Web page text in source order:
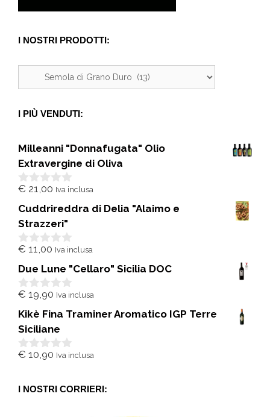
I NOSTRI PRODOTTI:
I PIÙ VENDUTI:
Milleanni "Donnafugata" Olio
Extravergine di Oliva
0
u
5
€ 21,00 Iva inclusa
Cuddrireddra di Delia "Alaimo e
Strazzeri"
0
u
5
€ 11,00 Iva inclusa
Due Lune "Cellaro" Sicilia DOC
0
u
5
€ 19,90 Iva inclusa
Kikè Fina Traminer Aromatico IGP Terre
Siciliane
0
5
€ 10,90 Iva inclusa
I NOSTRI CORRIERI: